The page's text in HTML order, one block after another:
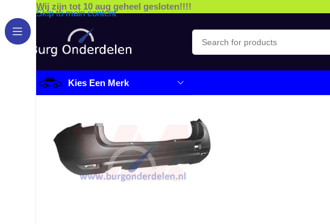
Skip to main content
Wij zijn tot 10 aug geheel gesloten!!!!
Kies Een Merk